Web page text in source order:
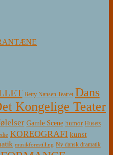
Betty Nansen Teatret Dans
Kongelige Teater
Gamle Scene humor Husets
KOREOGRAFI kunst
musikforestilling Ny dansk dramatik